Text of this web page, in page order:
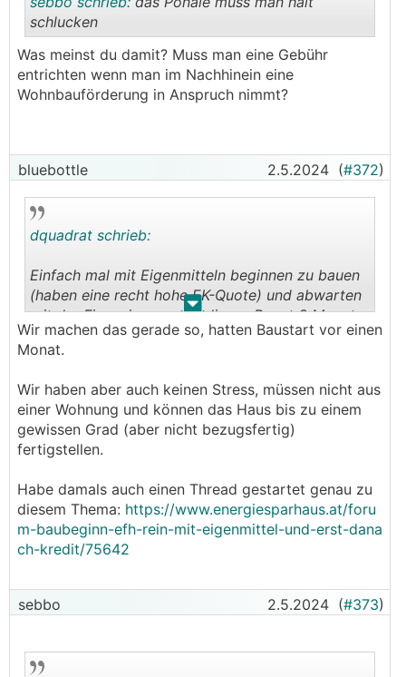
.
schlucken
Was meinst du damit? Muss man eine Gebühr
entrichten wenn man im Nachhinein eine
Wohnbauförderung in Anspruch nimmt?
bluebottle 2.5.2024 (#372)
. .
dquadrat schrieb:
Einfach mal mit Eigenmitteln beginnen zu bauen
(haben eine recht hohe EK-Quote) und abwarten
mit der Finanzierung und diese zB erst 3 Monate
nach Baubeginn fixieren?
Wir machen das gerade so, hatten Baustart vor einen
Monat.
Wir haben aber auch keinen Stress, müssen nicht aus
einer Wohnung und können das Haus bis zu einem
gewissen Grad (aber nicht bezugsfertig)
fertigstellen.
Habe damals auch einen Thread gestartet genau zu
diesem Thema: https://www.energiesparhaus.at/foru
m-baubeginn-efh-rein-mit-eigenmittel-und-erst-dana
ch-kredit/75642
sebbo 2.5.2024 (#373)